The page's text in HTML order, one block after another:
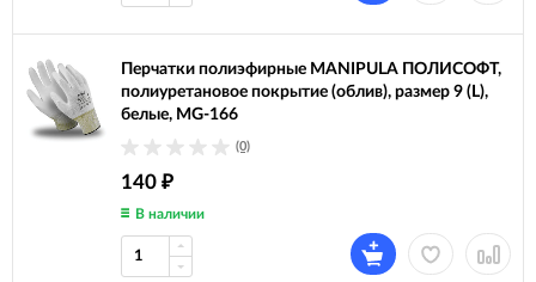
Перчатки полиэфирные MANIPULA ПОЛИСОФТ,
полиуретановое покрытие (облив), размер 9 (L),
белые, MG-166
(0)
140 ₽
В наличии